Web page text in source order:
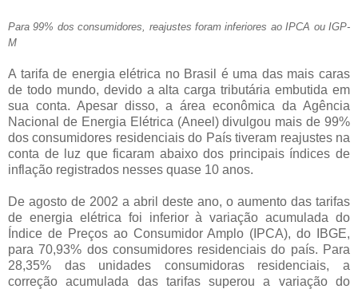
Para 99% dos consumidores, reajustes foram inferiores ao IPCA ou IGP-
M
A tarifa de energia elétrica no Brasil é uma das mais caras
de todo mundo, devido a alta carga tributária embutida em
sua conta. Apesar disso, a área econômica da Agência
Nacional de Energia Elétrica (Aneel) divulgou mais de 99%
dos consumidores residenciais do País tiveram reajustes na
conta de luz que ficaram abaixo dos principais índices de
inflação registrados nesses quase 10 anos.
De agosto de 2002 a abril deste ano, o aumento das tarifas
de energia elétrica foi inferior à variação acumulada do
Índice de Preços ao Consumidor Amplo (IPCA), do IBGE,
para 70,93% dos consumidores residenciais do país. Para
28,35% das unidades consumidoras residenciais, a
correção acumulada das tarifas superou a variação do